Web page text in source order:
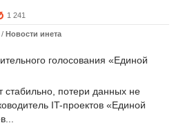
1 241
/ Новости инета
стабильно, потери данных не
IT-проектов «Единой